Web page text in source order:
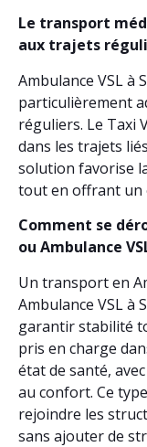
Le transport
aux trajets
Ambulance VSL à
particulièrement
réguliers. Le Taxi
dans les trajets
solution favorise
tout en offrant un
Comment se
ou Ambulance
Un transport en
Ambulance VSL
garantir stabilité
pris en charge
état de santé,
au confort. Ce
rejoindre les
sans ajouter de